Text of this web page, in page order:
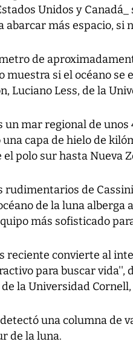
Unidos y
abarcar más espacio, si
de
muestra si el océano se
Luciano Less, de la
un mar regional de
capa de hielo de
polo sur hasta Nueva
de
de la luna alberga
más sofisticado
reciente convierte al
para buscar vida'',
la Universidad
una columna de
de la luna.